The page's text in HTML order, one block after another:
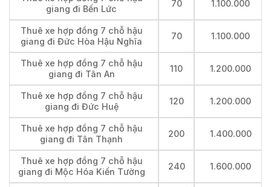
giang đi Bến Lức
70 1.100.000
Thuê xe hợp đồng 7 chỗ hậu
giang đi Đức Hòa Hậu Nghĩa
70 1.100.000
Thuê xe hợp đồng 7 chỗ hậu
giang đi Tân An
110 1.200.000
Thuê xe hợp đồng 7 chỗ hậu
giang đi Đức Huệ
120 1.200.000
Thuê xe hợp đồng 7 chỗ hậu
giang đi Tân Thạnh
200 1.400.000
Thuê xe hợp đồng 7 chỗ hậu
giang đi Mộc Hóa Kiến Tường
240 1.600.000